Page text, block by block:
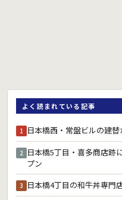
よく読まれている記事
1 日本橋西・常盤ビルの建
2 日本橋5丁目・喜多商店跡
プン
3 日本橋4丁目の和牛丼専門